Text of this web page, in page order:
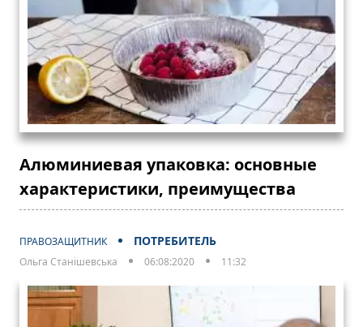
Алюминиевая упаковка: основные
характеристики, преимущества
ПРАВОЗАЩИТНИК ПОТРЕБИТЕЛЬ
Ольга Станішевська 06:08:2020 11:32